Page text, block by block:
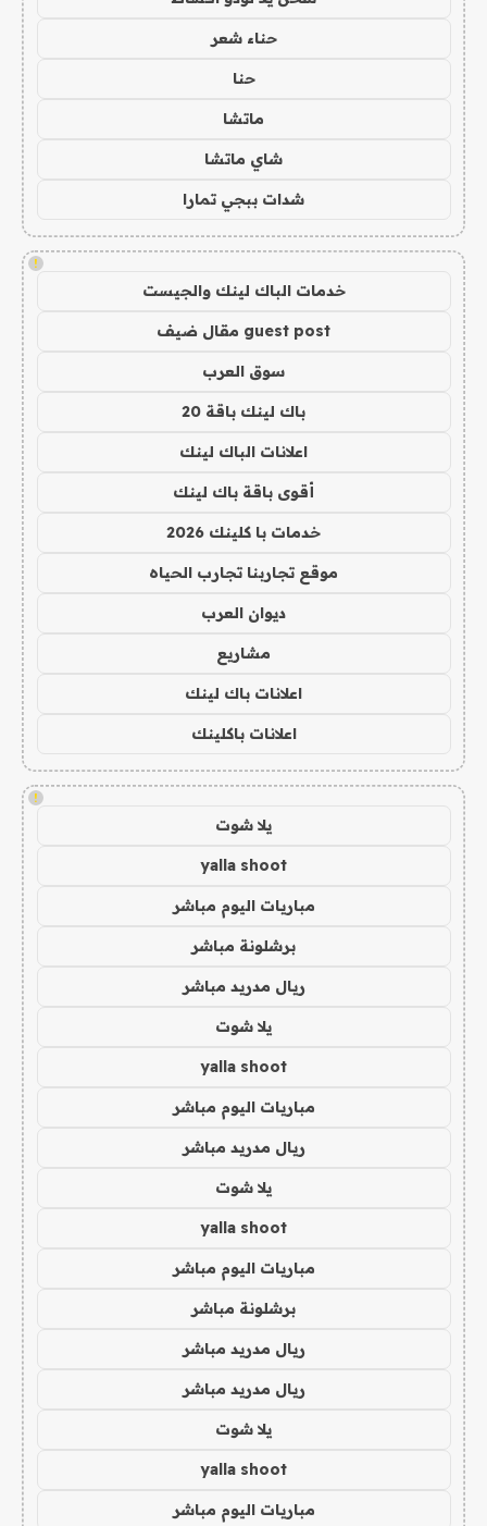
حناء شعر
حنا
ماتشا
شاي ماتشا
شدات ببجي تمارا
!
خدمات الباك لينك والجيست
guest post مقال ضيف
سوق العرب
باك لينك باقة 20
اعلانات الباك لينك
أقوى باقة باك لينك
خدمات با كلينك 2026
موقع تجاربنا تجارب الحياه
ديوان العرب
مشاريع
اعلانات باك لينك
اعلانات باكلينك
!
يلا شوت
yalla shoot
مباريات اليوم مباشر
برشلونة مباشر
ريال مدريد مباشر
يلا شوت
yalla shoot
مباريات اليوم مباشر
ريال مدريد مباشر
يلا شوت
yalla shoot
مباريات اليوم مباشر
برشلونة مباشر
ريال مدريد مباشر
ريال مدريد مباشر
يلا شوت
yalla shoot
مباريات اليوم مباشر